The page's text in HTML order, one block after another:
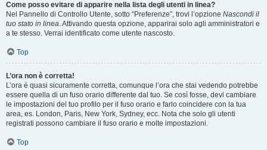
Come posso evitare di apparire nella lista degli utenti in linea?
Nel Pannello di Controllo Utente, sotto “Preferenze”, trovi l’opzione Nascondi il
tuo stato in linea. Attivando questa opzione, apparirai solo agli amministratori e
a te stesso. Verrai identificato come utente nascosto.
Top
L’ora non è corretta!
L’ora è quasi sicuramente corretta, comunque l’ora che stai vedendo potrebbe
essere quella di un fuso orario differente dal tuo. Se così fosse, devi cambiare
le impostazioni del tuo profilo per il fuso orario e farlo coincidere con la tua
area, es. London, Paris, New York, Sydney, ecc. Nota che solo gli utenti
registrati possono cambiare il fuso orario e molte impostazioni.
Top